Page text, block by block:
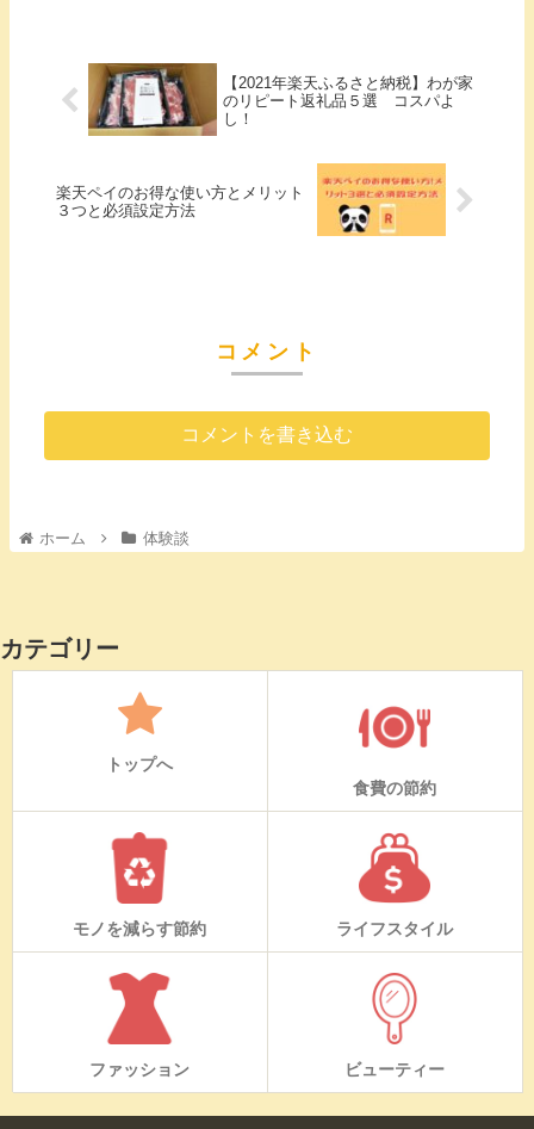
【2021年楽天ふるさと納税】わが家
のリピート返礼品５選 コスパよ
し！
楽天ペイのお得な使い方とメリット
３つと必須設定方法
コメント
コメントを書き込む
ホーム 体験談
カテゴリー
トップへ
食費の節約
モノを減らす節約 ライフスタイル
ファッション ビューティー